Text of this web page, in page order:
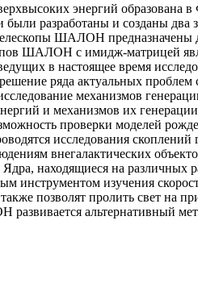
энергий
были разработаны и созданы
ШАЛОН предназначены
ШАЛОН с имидж-матрицей
в настоящее время
ряда актуальных проблем
механизмов
и механизмов их
проверки моделей
исследования скоплений
внегалактических
находящиеся на различных
инструментом изучения
позволят пролить свет на
альтернативный